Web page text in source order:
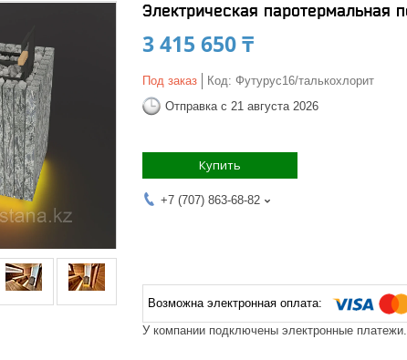
Электрическая
3 415 650 ₸
Под заказ Код: Футурус16/талькохлорит
Отправка с 21 августа 2026
Купить
+7 (707) 863-68-82
У компании подключены электронные